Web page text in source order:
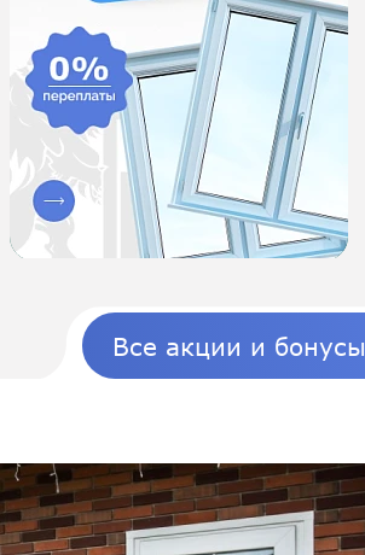
Все акции и бонусы